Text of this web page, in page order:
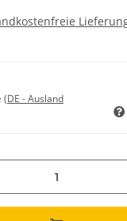
(DE - Ausland